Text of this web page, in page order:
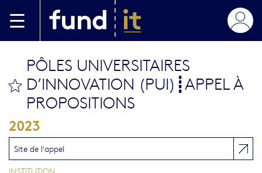
bookmark this
PÔLES UNIVERSITAIRES
D’INNOVATION (PUI)┋APPEL À
PROPOSITIONS
2023
Site de l'appel
INSTITUTION